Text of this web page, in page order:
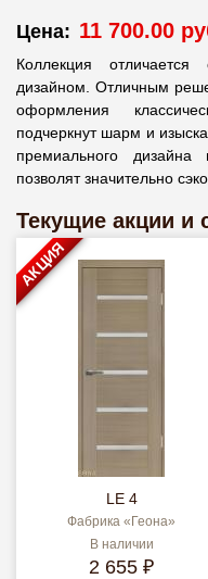
Цена: 11 700.00
Коллекция
дизайном. Отличным
оформления
подчеркнут шарм и
премиального
позволят значительно
Текущие акции и
LE 4
Фабрика «Геона»
В наличии
2 655 ₽
АКЦИЯ